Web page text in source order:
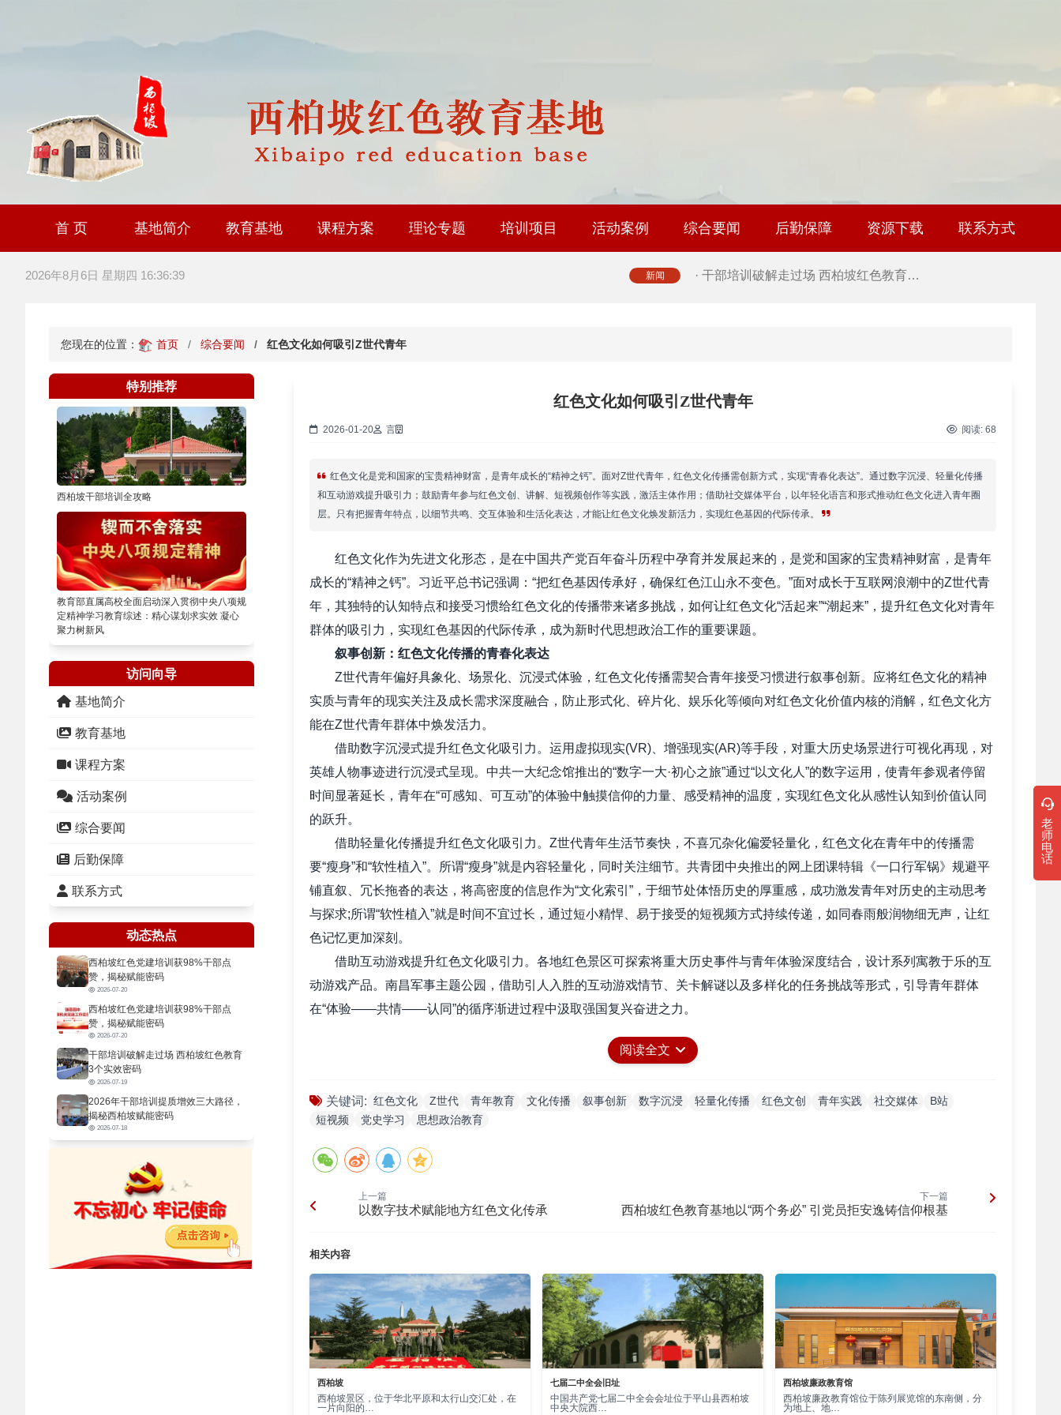
首 页 基地简介 教育基地 课程方案 理论专题 培训项目
政协委员履职能力提升
人大代表履职能力提升
工会系统干部研修
乡村振兴专题培训
社会治理专题培训
中层履职能力提升
大思政课实践研修
红色教育研学课程
活动案例 综合要闻 后勤保障 资源下载 联系方式
2026年8月6日 星期四 16:36:40 新闻
· 干部培训告别形式主义 3大西柏坡教法…
· 干部培训破解走过场 西柏坡红色教育…
· 2026年干部培训提质增效三大路径，揭…
您现在的位置： 首页 综合要闻 红色文化如何吸引Z世代青年
特别推荐
西柏坡干部培训全攻略
教育部直属高校全面启动深入贯彻中央八项规
定精神学习教育综述：精心谋划求实效 凝心
聚力树新风
访问向导
基地简介
教育基地
课程方案
活动案例
综合要闻
后勤保障
联系方式
动态热点
西柏坡红色党建培训获98%干部点
赞，揭秘赋能密码
2026-07-20
西柏坡红色党建培训获98%干部点
赞，揭秘赋能密码
2026-07-20
干部培训破解走过场 西柏坡红色教育
3个实效密码
2026-07-19
2026年干部培训提质增效三大路径，
揭秘西柏坡赋能密码
2026-07-18
红色文化如何吸引Z世代青年
2026-01-20 言 阅读: 68
红色文化是党和国家的宝贵精神财富，是青年成长的“精神之钙”。面对Z世代青年，红色文化传播需创新方式，实现“青春化表达”。通过数字沉浸、轻量化传播
和互动游戏提升吸引力；鼓励青年参与红色文创、讲解、短视频创作等实践，激活主体作用；借助社交媒体平台，以年轻化语言和形式推动红色文化进入青年圈
层。只有把握青年特点，以细节共鸣、交互体验和生活化表达，才能让红色文化焕发新活力，实现红色基因的代际传承。
红色文化作为先进文化形态，是在中国共产党百年奋斗历程中孕育并发展起来的，是党和国家的宝贵精神财富，是青年
成长的“精神之钙”。习近平总书记强调：“把红色基因传承好，确保红色江山永不变色。”面对成长于互联网浪潮中的Z世代青
年，其独特的认知特点和接受习惯给红色文化的传播带来诸多挑战，如何让红色文化“活起来”“潮起来”，提升红色文化对青年
群体的吸引力，实现红色基因的代际传承，成为新时代思想政治工作的重要课题。
叙事创新：红色文化传播的青春化表达
Z世代青年偏好具象化、场景化、沉浸式体验，红色文化传播需契合青年接受习惯进行叙事创新。应将红色文化的精神
实质与青年的现实关注及成长需求深度融合，防止形式化、碎片化、娱乐化等倾向对红色文化价值内核的消解，红色文化方
能在Z世代青年群体中焕发活力。
借助数字沉浸式提升红色文化吸引力。运用虚拟现实(VR)、增强现实(AR)等手段，对重大历史场景进行可视化再现，对
英雄人物事迹进行沉浸式呈现。中共一大纪念馆推出的“数字一大·初心之旅”通过“以文化人”的数字运用，使青年参观者停留
时间显著延长，青年在“可感知、可互动”的体验中触摸信仰的力量、感受精神的温度，实现红色文化从感性认知到价值认同
的跃升。
借助轻量化传播提升红色文化吸引力。Z世代青年生活节奏快，不喜冗杂化偏爱轻量化，红色文化在青年中的传播需
要“瘦身”和“软性植入”。所谓“瘦身”就是内容轻量化，同时关注细节。共青团中央推出的网上团课特辑《一口行军锅》规避平
铺直叙、冗长拖沓的表达，将高密度的信息作为“文化索引”，于细节处体悟历史的厚重感，成功激发青年对历史的主动思考
与探求;所谓“软性植入”就是时间不宜过长，通过短小精悍、易于接受的短视频方式持续传递，如同春雨般润物细无声，让红
色记忆更加深刻。
借助互动游戏提升红色文化吸引力。各地红色景区可探索将重大历史事件与青年体验深度结合，设计系列寓教于乐的互
动游戏产品。南昌军事主题公园，借助引人入胜的互动游戏情节、关卡解谜以及多样化的任务挑战等形式，引导青年群体
在“体验——共情——认同”的循序渐进过程中汲取强国复兴奋进之力。
马克思主义经典理论指出，实践不仅是人类认识世界的基础，更是人的存在的唯一方式。Z世代青年拒绝“被定义”，更倾
实践转化，通过开展各种红色主题实践活动，充分激发Z世代青年的主体创造性，提升红色文化在青年群体中的吸引力。
一是红色文创产品我来设。湖北美术学院学生通过调研井冈山革命根据地，将井冈山精神融入现代生活，设计具有实用
性、生活性的文创产品，用青春方式传承红色文化，展现出新时代青年的创意活力。二是红色故事我来讲。扬州大学商学院
学生红色讲解团连续27年义务讲解，青年学子握紧红色接力棒，成为红色基因的“解码者”和“传承者”，铸牢“红色江山我来
守”的信仰根基。三是红色短视频我来拍。2025年9月16日，全国首部高校师生共创红色文旅微短剧《红旗渠之相逢盛世》一
因的传承，使红色信仰在实践中焕发出更加璀璨的光芒。四是红色游戏我来创。北京大学青年学子将当下年轻一代所面临的
能与历史对话，又能反思自身的成长与选择，引发广大青年群体的强烈共鸣。
平台联动：红色文化传播的青年圈层适配
国家统计局2024年发布的第三次全国时间利用调查公报显示，17——59岁网民日均上网时长439分钟，Z世代作为该年
龄段网民的核心群体，平均每日上网时长普遍高于平均水平。红色文化若要助力青年群体补足“精神之钙”，必须主动走进年
轻人聚集的线上空间，利用社交媒体平台互动性强、传播速度快、用户黏性高的特点，与年轻用户建立深度链接，提升红色
文化的感召力。
阅读全文
关键词: 红色文化 Z世代 青年教育 文化传播 叙事创新 数字沉浸 轻量化传播 红色文创 青年实践 社交媒体
B站
短视频
党史学习 思想政治教育
上一篇
以数字技术赋能地方红色文化传承
下一篇
西柏坡红色教育基地以“两个务必” 引党员拒安逸铸信仰根基
相关内容
西柏坡
西柏坡景区，位于华北平原和太行山交汇处，在
一片向阳的…
七届二中全会旧址
中国共产党七届二中全会会址位于平山县西柏坡
中央大院西…
西柏坡廉政教育馆
西柏坡廉政教育馆位于陈列展览馆的东南侧，分
为地上、地…
老
师
电
话